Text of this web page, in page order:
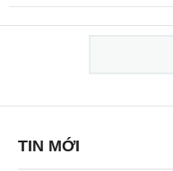
TIN MỚI